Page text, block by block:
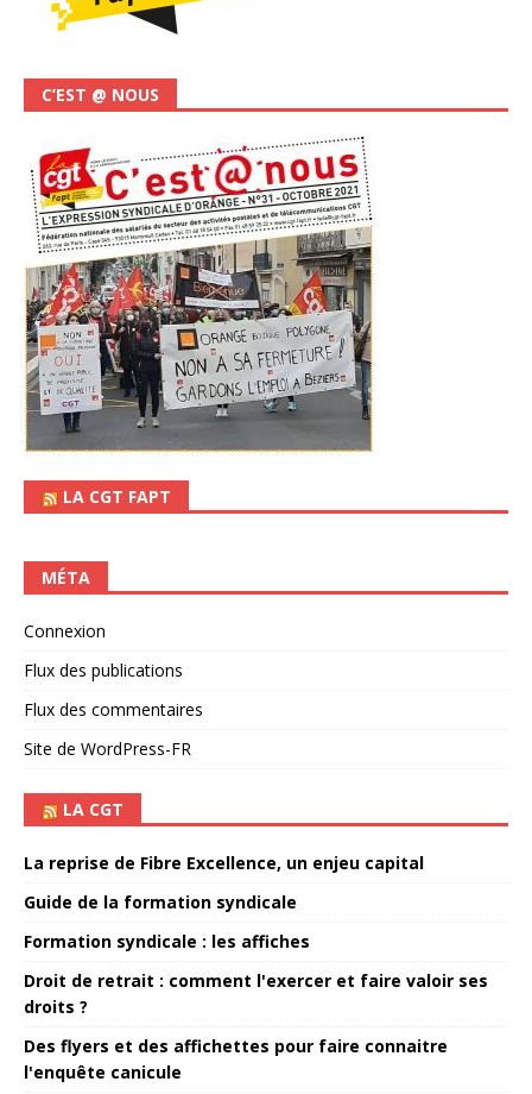
C’EST @ NOUS
LA CGT FAPT
MÉTA
Connexion
Flux des publications
Flux des commentaires
Site de WordPress-FR
LA CGT
La reprise de Fibre Excellence, un enjeu capital
Guide de la formation syndicale
Formation syndicale : les affiches
Droit de retrait : comment l'exercer et faire valoir ses
droits ?
Des flyers et des affichettes pour faire connaitre
l'enquête canicule